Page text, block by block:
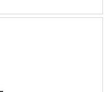
largado
que não